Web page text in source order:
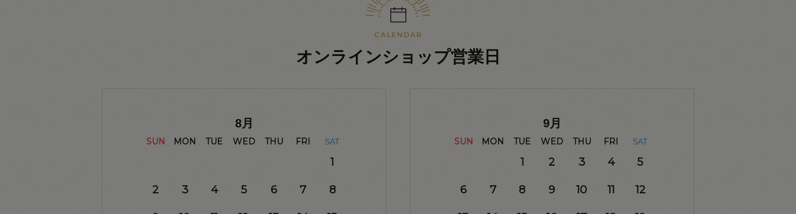
オンラインショップ営業日
8月
SUN MON TUE WED THU FRI SAT
1
2 3 4 5 6 7 8
9月
SUN MON TUE WED THU FRI SAT
1 2 3 4 5
6 7 8 9 10 11 12